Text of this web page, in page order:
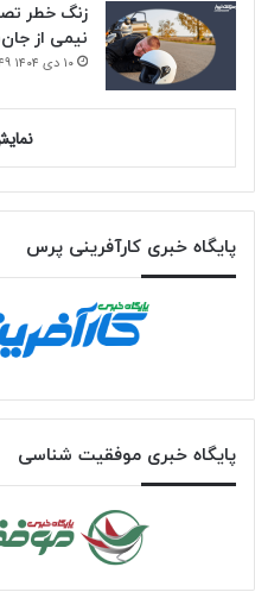
زنگ خطر
نیمی از
۱۰ دی ۱۴۰۴ ۲۳:۴۹
پایگاه خبری کارآفرینی پرس
پایگاه خبری موفقیت شناسی